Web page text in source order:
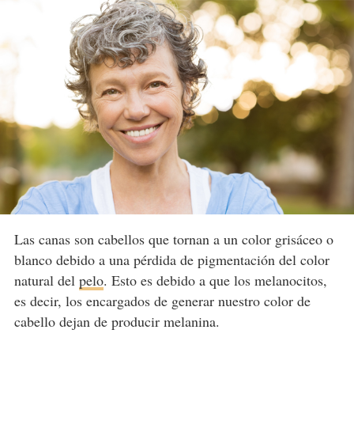
Las canas son cabellos que tornan a un color grisáceo o
blanco debido a una pérdida de pigmentación del color
natural del pelo. Esto es debido a que los melanocitos,
es decir, los encargados de generar nuestro color de
cabello dejan de producir melanina.